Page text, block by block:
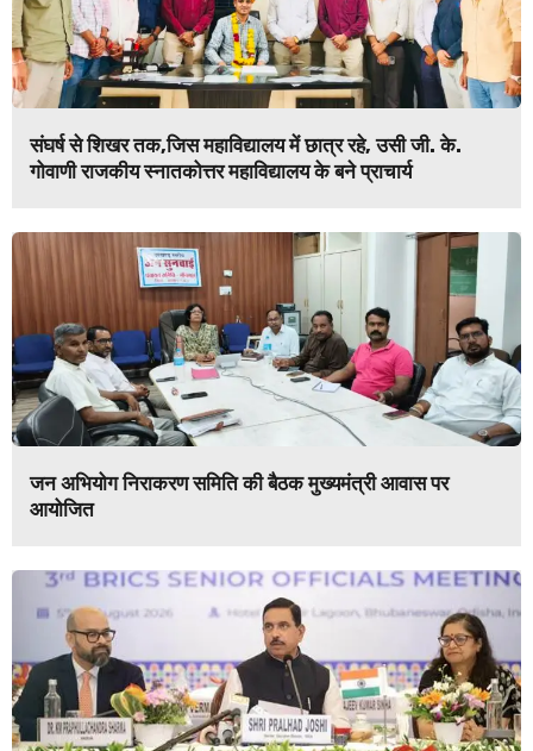
संघर्ष से शिखर तक,जिस महाविद्यालय में छात्र रहे, उसी जी. के.
गोवाणी राजकीय स्नातकोत्तर महाविद्यालय के बने प्राचार्य
जन अभियोग निराकरण समिति की बैठक मुख्यमंत्री आवास पर
आयोजित